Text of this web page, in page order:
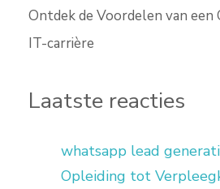
Ontdek de Voordelen van
IT-carrière
Laatste reacties
whatsapp lead
Opleiding tot